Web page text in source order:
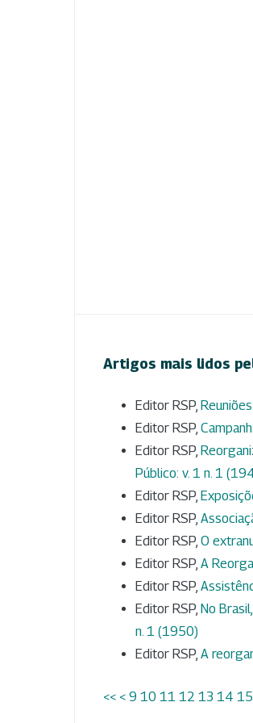
Artigos mais lidos
Editor RSP,
Editor RSP,
Editor RSP,
Público: v. 1 n. 1
Editor RSP,
Editor RSP,
Editor RSP, O
Editor RSP, A
Editor RSP,
Editor RSP, No
n. 1 (1950)
Editor RSP, A
<< < 9 10 11 12 13 14 15